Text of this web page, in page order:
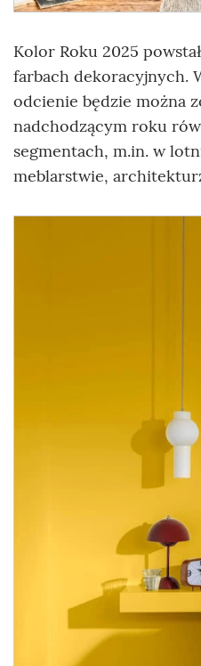
Kolor Roku 2025
farbach dekoracyjnych.
odcienie będzie można
nadchodzącym roku
segmentach, m.in. w
meblarstwie,